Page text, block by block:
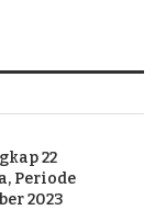
22
Periode
2023